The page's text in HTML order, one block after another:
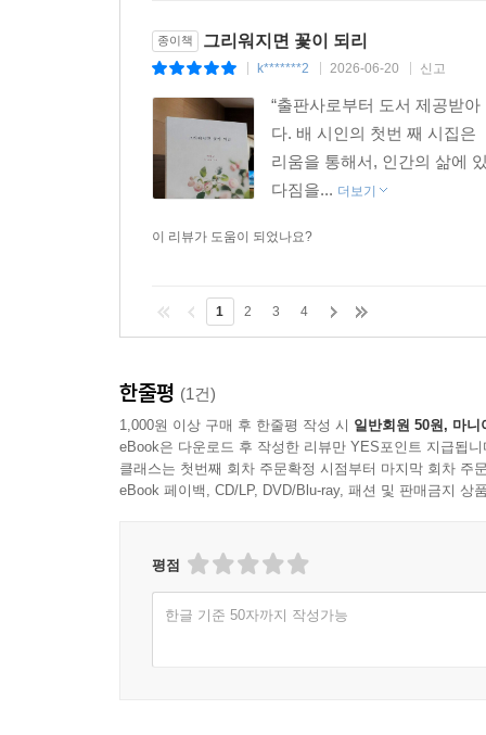
종이책 그리워지면 꽃이 되리
k*******2 2026-06-20 신고
“출판사로부터 도서 제공받
다. 배 시인의 첫번 째 시집은
리움을 통해서, 인간의 삶에
다짐을... 더보기
이 리뷰가 도움이 되었나요?
1 2 3 4
한줄평 (1건)
1,000원 이상 구매 후 한줄평 작성 시 일반회원 50원, 마니
eBook은 다운로드 후 작성한 리뷰만 YES포인트 지급됩니
클래스는 첫번째 회차 주문확정 시점부터 마지막 회차 주
eBook 페이백, CD/LP, DVD/Blu-ray, 패션 및 판매금지 상
평점
한글 기준 50자까지 작성가능